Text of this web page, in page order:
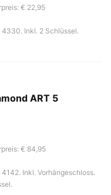
€ 22,95
4330. Inkl. 2 Schlüssel.
ART 5
€ 84,95
Inkl. Vorhängeschloss.